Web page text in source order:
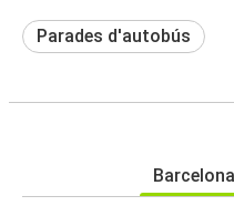
Parades d'autobús
Barcelona